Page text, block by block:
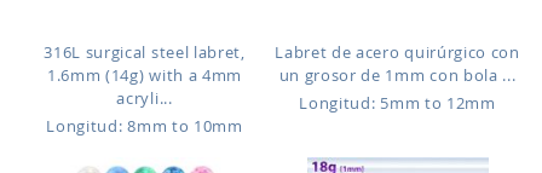
316L surgical steel labret,
1.6mm (14g) with a 4mm
acryli...
Longitud: 8mm to 10mm
Labret de acero quirúrgico con
un grosor de 1mm con bola ...
Longitud: 5mm to 12mm